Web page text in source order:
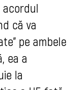
acordul
că va
pe ambele
ea a
la